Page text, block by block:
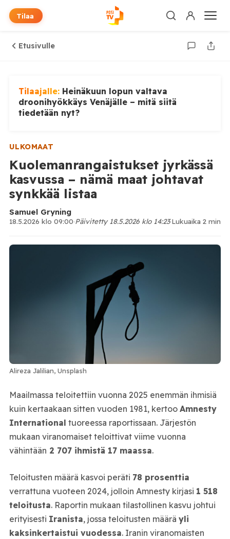
Tilaa
Etusivulle
Tilaajalle: Heinäkuun lopun valtava
droonihyökkäys Venäjälle – mitä siitä
tiedetään nyt?
ULKOMAAT
Kuolemanrangaistukset jyrkässä
kasvussa – nämä maat johtavat
synkkää listaa
Samuel Gryning
18.5.2026 klo 09:00·Päivitetty 18.5.2026 klo 14:23·Lukuaika 2 min
Alireza Jalilian, Unsplash
Maailmassa teloitettiin vuonna 2025 enemmän ihmisiä
kuin kertaakaan sitten vuoden 1981, kertoo Amnesty
International tuoreessa raportissaan. Järjestön
mukaan viranomaiset teloittivat viime vuonna
vähintään 2 707 ihmistä 17 maassa.
Teloitusten määrä kasvoi peräti 78 prosenttia
verrattuna vuoteen 2024, jolloin Amnesty kirjasi 1 518
teloitusta. Raportin mukaan tilastollinen kasvu johtui
erityisesti Iranista, jossa teloitusten määrä yli
kaksinkertaistui vuodessa. Iranin viranomaisten